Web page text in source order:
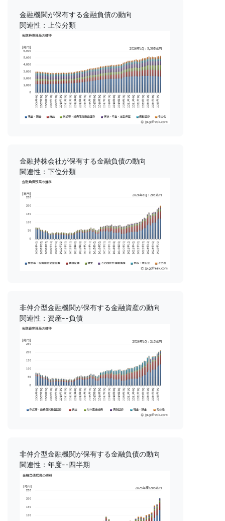
金融機関が保有する金融負債の動向
関連性：上位分類
金融持株会社が保有する金融負債の動向
関連性：下位分類
非仲介型金融機関が保有する金融資産の動向
関連性：資産--負債
非仲介型金融機関が保有する金融負債の動向
関連性：年度--四半期